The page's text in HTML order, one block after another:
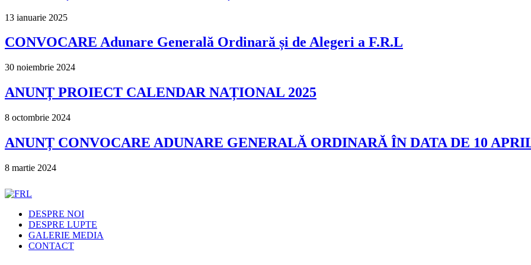
13 ianuarie 2025
CONVOCARE Adunare Generală Ordinară și de Alegeri a F.R.L
30 noiembrie 2024
ANUNȚ PROIECT CALENDAR NAȚIONAL 2025
8 octombrie 2024
ANUNȚ CONVOCARE ADUNARE GENERALĂ ORDINARĂ ÎN DATA DE 10
8 martie 2024
DESPRE NOI
DESPRE LUPTE
GALERIE MEDIA
CONTACT